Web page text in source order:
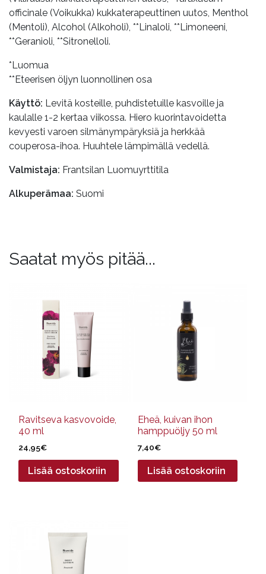
officinale (Voikukka) kukkaterapeuttinen uutos, Menthol
(Mentoli), Alcohol (Alkoholi), **Linaloli, **Limoneeni,
**Geranioli, **Sitronelloli.
*Luomua
**Eteerisen öljyn luonnollinen osa
Käyttö: Levitä kosteille, puhdistetuille kasvoille ja
kaulalle 1-2 kertaa viikossa. Hiero kuorintavoidetta
kevyesti varoen silmänympäryksiä ja herkkää
couperosa-ihoa. Huuhtele lämpimällä vedellä.
Valmistaja: Frantsilan Luomuyrttitila
Alkuperämaa: Suomi
Saatat myös pitää...
Ravitseva kasvovoide,
40 ml
24,95€
Lisää ostoskoriin
Eheä, kuivan ihon
hamppuöljy 50 ml
7,40€
Lisää ostoskoriin